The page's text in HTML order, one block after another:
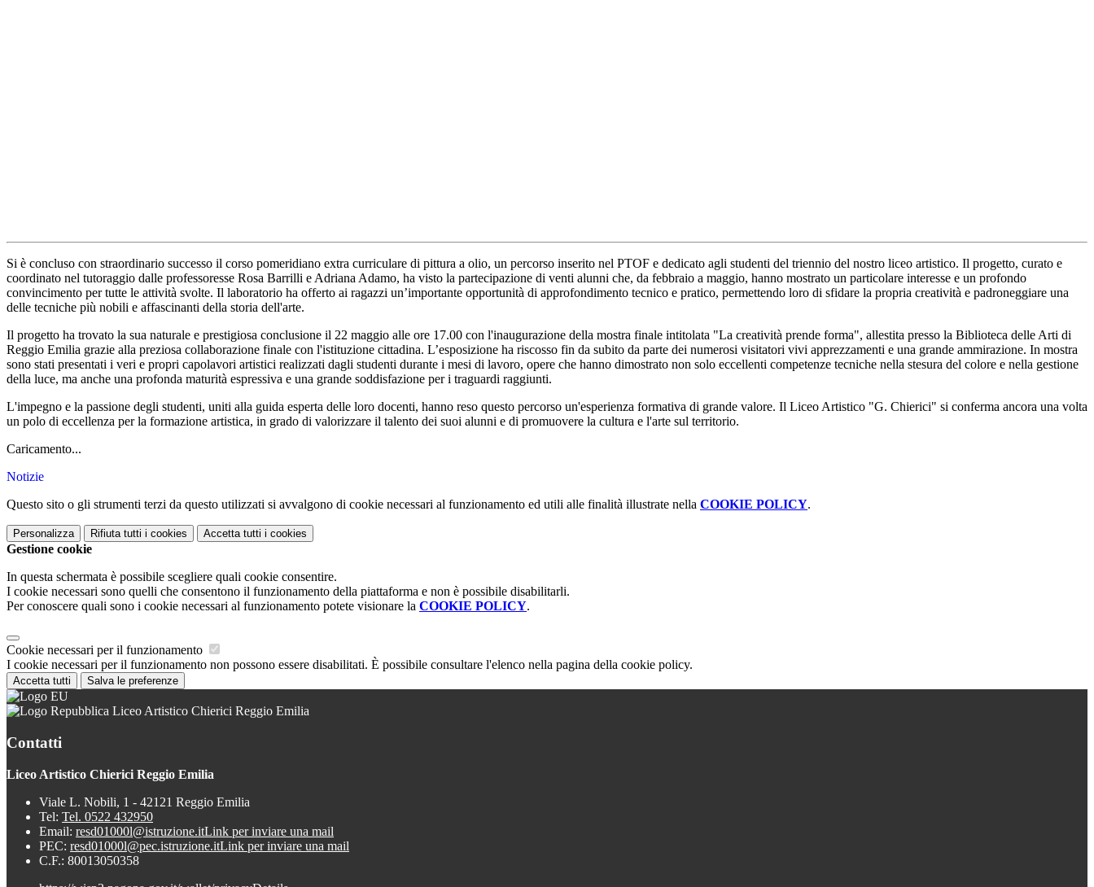
Si è concluso con straordinario successo il corso pomeridiano extra curriculare di pittura a olio, un percorso inserito nel PTOF e dedicato agli studenti del triennio del nostro liceo artistico. Il progetto, curato e
coordinato nel tutoraggio dalle professoresse Rosa Barrilli e Adriana Adamo, ha visto la partecipazione di venti alunni che, da febbraio a maggio, hanno mostrato un particolare interesse e un profondo
convincimento per tutte le attività svolte. Il laboratorio ha offerto ai ragazzi un’importante opportunità di approfondimento tecnico e pratico, permettendo loro di sfidare la propria creatività e padroneggiare una
delle tecniche più nobili e affascinanti della storia dell'arte.
Il progetto ha trovato la sua naturale e prestigiosa conclusione il 22 maggio alle ore 17.00 con l'inaugurazione della mostra finale intitolata "La creatività prende forma", allestita presso la Biblioteca delle Arti di
Reggio Emilia grazie alla preziosa collaborazione finale con l'istituzione cittadina. L’esposizione ha riscosso fin da subito da parte dei numerosi visitatori vivi apprezzamenti e una grande ammirazione. In mostra
sono stati presentati i veri e propri capolavori artistici realizzati dagli studenti durante i mesi di lavoro, opere che hanno dimostrato non solo eccellenti competenze tecniche nella stesura del colore e nella gestione
della luce, ma anche una profonda maturità espressiva e una grande soddisfazione per i traguardi raggiunti.
L'impegno e la passione degli studenti, uniti alla guida esperta delle loro docenti, hanno reso questo percorso un'esperienza formativa di grande valore. Il Liceo Artistico "G. Chierici" si conferma ancora una volta
un polo di eccellenza per la formazione artistica, in grado di valorizzare il talento dei suoi alunni e di promuovere la cultura e l'arte sul territorio.
Caricamento...
Notizie
Questo sito o gli strumenti terzi da questo utilizzati si avvalgono di cookie necessari al funzionamento ed utili alle finalità illustrate nella COOKIE POLICY.
Personalizza Rifiuta tutti i cookies Accetta tutti i cookies
Gestione cookie
In questa schermata è possibile scegliere quali cookie consentire.
I cookie necessari sono quelli che consentono il funzionamento della piattaforma e non è possibile disabilitarli.
Per conoscere quali sono i cookie necessari al funzionamento potete visionare la COOKIE POLICY.
Cookie necessari per il funzionamento
I cookie necessari per il funzionamento non possono essere disabilitati. È possibile consultare l'elenco nella pagina della cookie policy.
Accetta tutti Salva le preferenze
Liceo Artistico Chierici Reggio Emilia
Contatti
Liceo Artistico Chierici Reggio Emilia
Viale L. Nobili, 1 - 42121 Reggio Emilia
Tel: Tel. 0522 432950
Email: resd01000l@istruzione.itLink per inviare una mail
PEC: resd01000l@pec.istruzione.itLink per inviare una mail
C.F.: 80013050358